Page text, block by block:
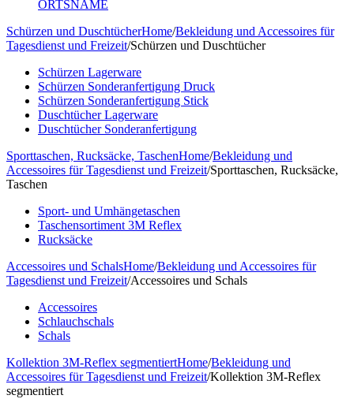
ORTSNAME
Schürzen und DuschtücherHome/Bekleidung und Accessoires für
Tagesdienst und Freizeit/Schürzen und Duschtücher
Schürzen Lagerware
Schürzen Sonderanfertigung Druck
Schürzen Sonderanfertigung Stick
Duschtücher Lagerware
Duschtücher Sonderanfertigung
Sporttaschen, Rucksäcke, TaschenHome/Bekleidung und
Accessoires für Tagesdienst und Freizeit/Sporttaschen, Rucksäcke,
Taschen
Sport- und Umhängetaschen
Taschensortiment 3M Reflex
Rucksäcke
Accessoires und SchalsHome/Bekleidung und Accessoires für
Tagesdienst und Freizeit/Accessoires und Schals
Accessoires
Schlauchschals
Schals
Kollektion 3M-Reflex segmentiertHome/Bekleidung und
Accessoires für Tagesdienst und Freizeit/Kollektion 3M-Reflex
segmentiert